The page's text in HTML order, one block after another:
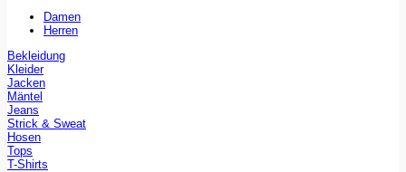
Damen
Herren
Bekleidung
Kleider
Jacken
Mäntel
Jeans
Strick & Sweat
Hosen
Tops
T-Shirts